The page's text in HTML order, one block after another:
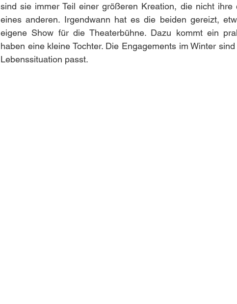
sind sie immer Teil einer größeren Kreation, die nicht ihre
eines anderen. Irgendwann hat es die beiden gereizt,
eigene Show für die Theaterbühne. Dazu kommt ein
haben eine kleine Tochter. Die Engagements im Winter
Lebenssituation passt.